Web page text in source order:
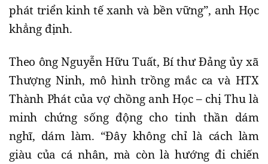
phát triển kinh tế xanh và bền vững”, anh Học
khẳng định.
Theo ông Nguyễn Hữu Tuất, Bí thư Đảng ủy xã
Thượng Ninh, mô hình trồng mắc ca và HTX
Thành Phát của vợ chồng anh Học – chị Thu là
minh chứng sống động cho tinh thần dám
nghĩ, dám làm. “Đây không chỉ là cách làm
giàu của cá nhân, mà còn là hướng đi chiến